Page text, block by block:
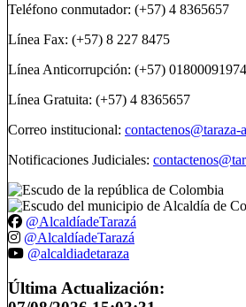
Teléfono conmutador: (+57) 4 8365657
Línea Fax: (+57) 8 227 8475
Línea Anticorrupción: (+57)
Línea Gratuita: (+57) 4 8365657
Correo institucional:
Notificaciones Judiciales:
@AlcaldíadeTarazá
@AlcaldíadeTarazá
@alcaldiadetaraza
Última Actualización: